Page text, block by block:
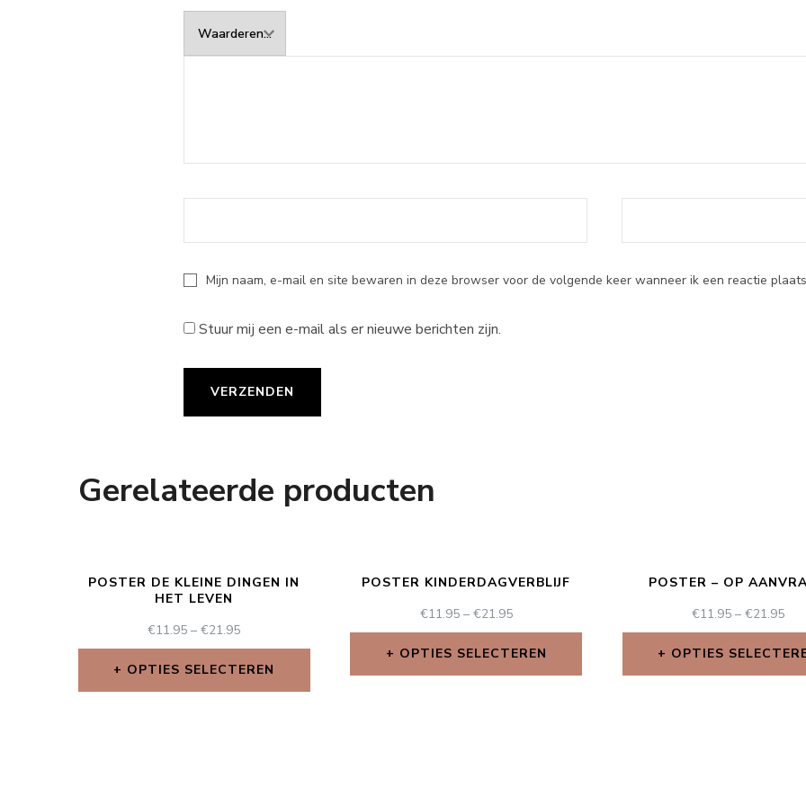
Mijn naam, e-mail en site bewaren in deze browser voor de volgende keer wanneer ik een reactie
Stuur mij een e-mail als er nieuwe berichten zijn.
Gerelateerde producten
POSTER DE KLEINE DINGEN IN
HET LEVEN
€11.95 –€21.95
OPTIES SELECTEREN
POSTER KINDERDAGVERBLIJF
€11.95– €21.95
OPTIES SELECTEREN
POSTER – OP
€11.95 –€21.95
OPTIES